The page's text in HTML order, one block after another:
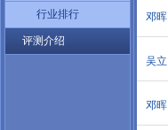
行业排行
评测介绍
邓晖
吴立
邓晖